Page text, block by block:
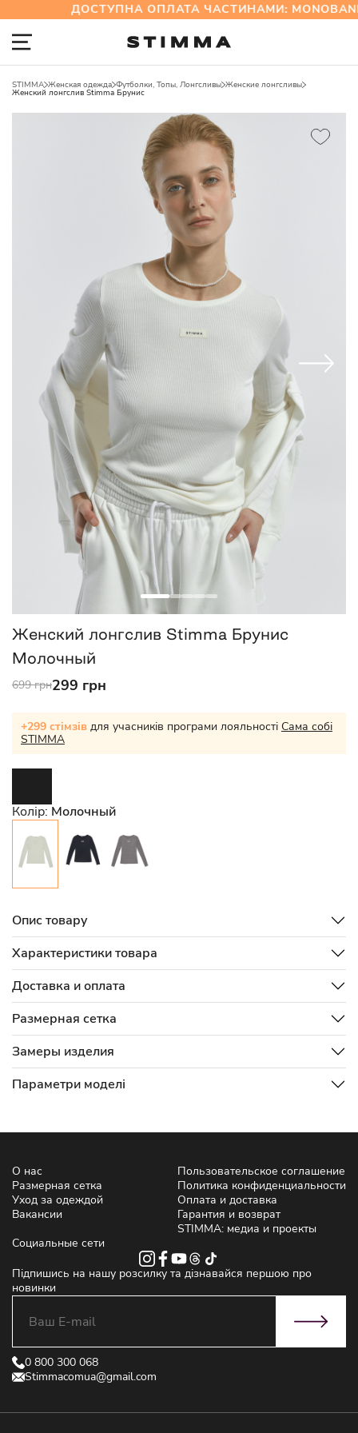
ДОСТУПНА ОПЛАТА ЧАСТИНАМИ:
STIMMA Женская одежда Футболки, Топы, Лонгсливы Женские лонгсливы
Женский лонгслив Stimma Брунис
Женский лонгслив Stimma Брунис
Молочный
699 грн299 грн
+299 стімзів для учасників програми лояльності Сама собі
STIMMA
Колір: Молочный
Опис товару
Характеристики товара
Доставка и оплата
Размерная сетка
Замеры изделия
Параметри моделі
О нас
Размерная сетка
Уход за одеждой
Вакансии
Пользовательское соглашение
Политика конфиденциальности
Оплата и доставка
Гарантия и возврат
STIMMA: медиа и проекты
Социальные сети
Підпишись на нашу розсилку та дізнавайся першою про
новинки
0 800 300 068
Stimmacomua@gmail.com